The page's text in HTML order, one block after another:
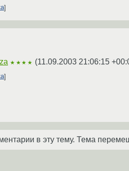
★★★★ (11.09.2003 21:06:15
в эту тему. Тема